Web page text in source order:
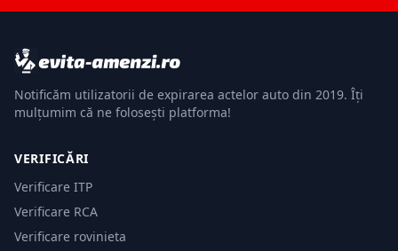
Notificăm utilizatorii de expirarea actelor auto din 2019. Îți
mulțumim că ne folosești platforma!
VERIFICĂRI
Verificare ITP
Verificare RCA
Verificare rovinieta